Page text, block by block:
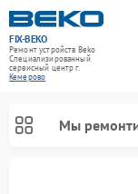
FIX-BEKO
Ремонт устройств Beko
Специализированный
cервисный центр г.
Кемерово
Мы